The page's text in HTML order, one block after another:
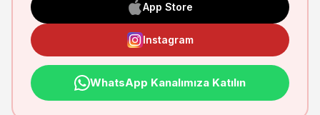
App Store
Instagram
WhatsApp Kanalımıza Katılın